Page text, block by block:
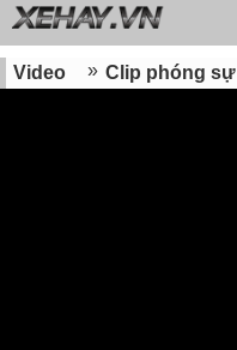
Video Clip phóng sự